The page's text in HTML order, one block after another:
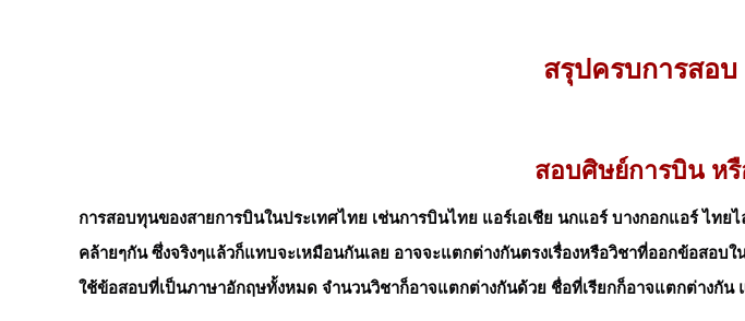
สรุปครบการสอ
สอบศิษย์การบิน ห
การสอบทุนของสายการบินในประเทศไทย เช่นการบินไทย แอร์เอเชีย นกแอร์ บางกอกแอร์ ไ
คล้ายๆกัน ซึ่งจริงๆแล้วก็แทบจะเหมือนกันเลย อาจจะแตกต่างกันตรงเรื่องหรือวิชาที่ออกข้อสอ
ใช้ข้อสอบที่เป็นภาษาอักฤษทั้งหมด จำนวนวิชาก็อาจแตกต่างกันด้วย ชื่อที่เรียกก็อาจแตกต่างกั